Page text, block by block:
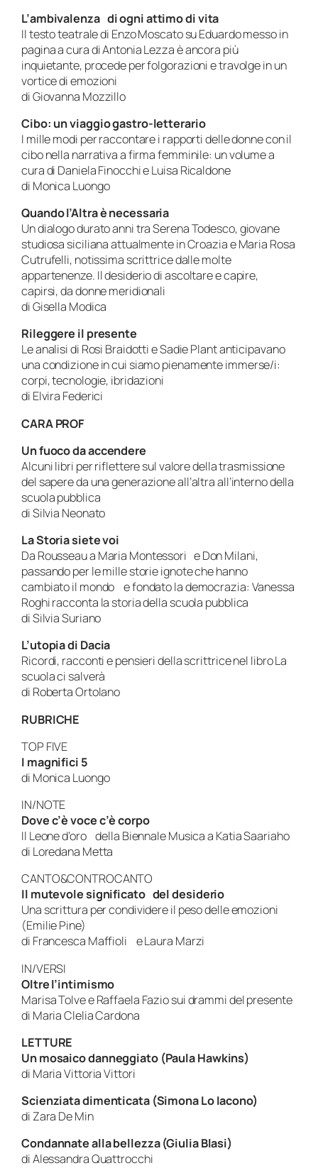
L’ambivalenza di ogni attimo di vita
Il testo teatrale di Enzo Moscato su Eduardo messo in
pagina a cura di Antonia Lezza è ancora più
inquietante, procede per folgorazioni e travolge in un
vortice di emozioni
di Giovanna Mozzillo
Cibo: un viaggio gastro-letterario
I mille modi per raccontare i rapporti delle donne con il
cibo nella narrativa a firma femminile: un volume a
cura di Daniela Finocchi e Luisa Ricaldone
di Monica Luongo
Quando l’Altra è necessaria
Un dialogo durato anni tra Serena Todesco, giovane
studiosa siciliana attualmente in Croazia e Maria Rosa
Cutrufelli, notissima scrittrice dalle molte
appartenenze. Il desiderio di ascoltare e capire,
capirsi, da donne meridionali
di Gisella Modica
Rileggere il presente
Le analisi di Rosi Braidotti e Sadie Plant anticipavano
una condizione in cui siamo pienamente immerse/i:
corpi, tecnologie, ibridazioni
di Elvira Federici
CARA PROF
Un fuoco da accendere
Alcuni libri per riflettere sul valore della trasmissione
del sapere da una generazione all’altra all’interno della
scuola pubblica
di Silvia Neonato
La Storia siete voi
Da Rousseau a Maria Montessori e Don Milani,
passando per le mille storie ignote che hanno
cambiato il mondo e fondato la democrazia: Vanessa
Roghi racconta la storia della scuola pubblica
di Silvia Suriano
L’utopia di Dacia
Ricordi, racconti e pensieri della scrittrice nel libroLa
scuola ci salverà
di Roberta Ortolano
RUBRICHE
TOP FIVE
I magnifici 5
di Monica Luongo
IN/NOTE
Dove c’è voce c’è corpo
Il Leone d’oro della Biennale Musica a Katia Saariaho
di Loredana Metta
CANTO&CONTROCANTO
Il mutevole significato del desiderio
Una scrittura per condividere il peso delle emozioni
(Emilie Pine)
di Francesca Maffioli e Laura Marzi
IN/VERSI
Oltre l’intimismo
Marisa Tolve e Raffaela Fazio sui drammi del presente
di Maria Clelia Cardona
LETTURE
Un mosaico danneggiato (Paula Hawkins)
di Maria Vittoria Vittori
Scienziata dimenticata (Simona Lo Iacono)
di Zara De Min
Condannate alla bellezza (Giulia Blasi)
di Alessandra Quattrocchi